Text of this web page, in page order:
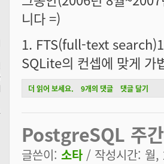
니다 =)
1. FTS(full-text
SQLite의 컨셉에 맞게 가
SQLite의 발전에 대해서
더 읽어 보세요. 9개의 댓글 댓글 달기
PostgreSQL 주
글쓴이: 소타 / 작성시간: 월